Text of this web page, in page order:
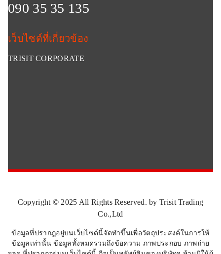
090 35 35 135
เว็บไซด์ที่เกี่ยวข้อง
TRISIT CORPORATE
Copyright © 2025 All Rights Reserved. by Trisit Trading
Co.,Ltd
ข้อมูลที่ปรากฎอยู่บนเว็บไซด์นี้จัดทำขึ้นเพื่อวัตถุประสงค์ในการให้
ข้อมูลเท่านั้น ข้อมูลทั้งหมดรวมถึงข้อความ ภาพประกอบ ภาพถ่าย